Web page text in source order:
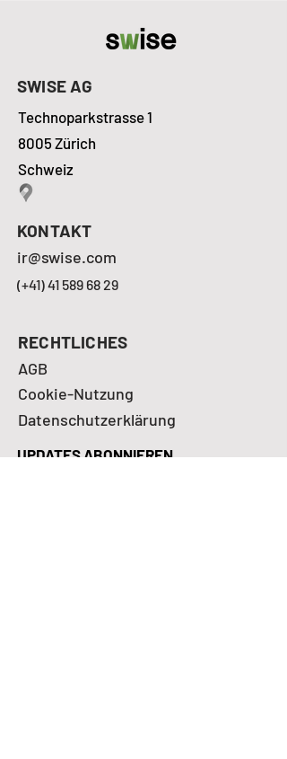
SWISE AG
Technoparkstrasse 1
8005 Zürich
Schweiz
KONTAKT
ir@swise.com
(+41) 41 589 68 29
RECHTLICHES
AGB
Cookie-Nutzung
Impressum
Datenschutzerklärung
UPDATES ABONNIEREN